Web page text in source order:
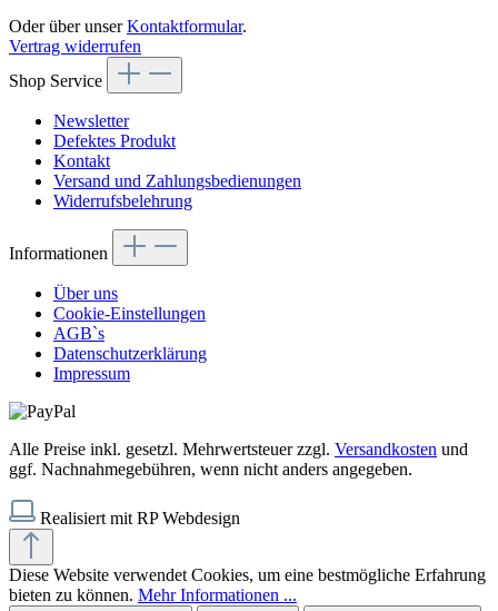
Oder über unserKontaktformular.
Vertrag widerrufen
Shop Service
Newsletter
Defektes Produkt
Kontakt
Versand und Zahlungsbedienungen
Widerrufsbelehrung
Informationen
Über uns
Cookie-Einstellungen
AGB`s
Datenschutzerklärung
Impressum
Alle Preise inkl. gesetzl. Mehrwertsteuer zzgl. Versandkosten und
ggf. Nachnahmegebühren, wenn nicht anders angegeben.
Realisiert mit RP Webdesign
Diese Website verwendet Cookies, um eine bestmögliche Erfahrung
bieten zu können. Mehr Informationen ...